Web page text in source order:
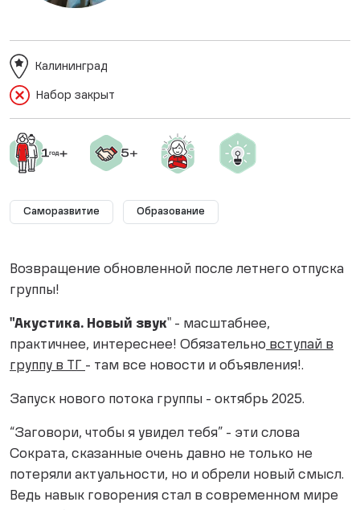
Набор закрыт
Калининград
Саморазвитие Образование
Возвращение обновленной после летнего отпуска
группы!
"Акустика. Новый звук" - масштабнее,
практичнее, интереснее! Обязательно вступай в
группу в ТГ - там все новости и объявления!.
Запуск нового потока группы - октябрь 2025.
“Заговори, чтобы я увидел тебя” - эти слова
Сократа, сказанные очень давно не только не
потеряли актуальности, но и обрели новый смысл.
Ведь навык говорения стал в современном мире